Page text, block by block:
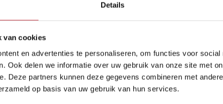
Details
van cookies
en advertenties te personaliseren, om functies voor social
Ook delen we informatie over uw gebruik van onze site met
Deze partners kunnen deze gegevens combineren met
op basis van uw gebruik van hun services.